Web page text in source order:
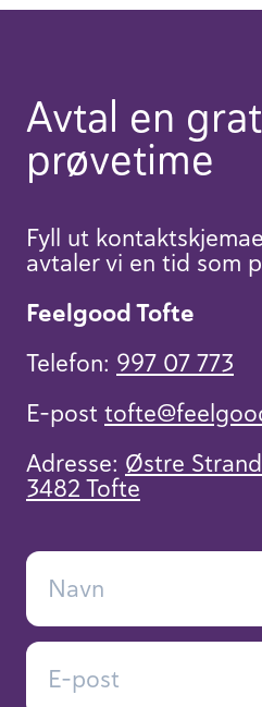
Avtal en
prøvetime
Fyll ut
avtaler vi en tid som
Feelgood Tofte
Telefon: 997 07 773
E-post
Adresse: Østre
3482 Tofte